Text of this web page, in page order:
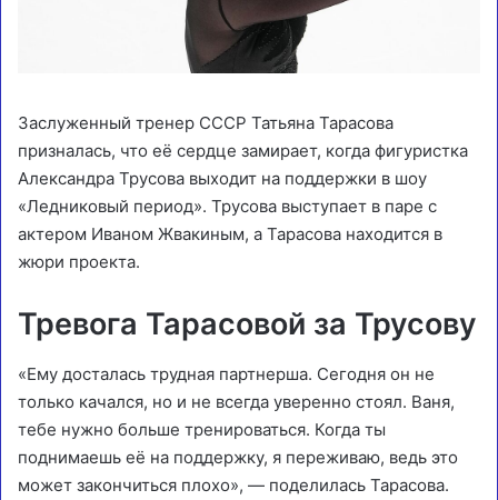
Заслуженный тренер СССР Татьяна Тарасова
призналась, что её сердце замирает, когда фигуристка
Александра Трусова выходит на поддержки в шоу
«Ледниковый период». Трусова выступает в паре с
актером Иваном Жвакиным, а Тарасова находится в
жюри проекта.
Тревога Тарасовой за Трусову
«Ему досталась трудная партнерша. Сегодня он не
только качался, но и не всегда уверенно стоял. Ваня,
тебе нужно больше тренироваться. Когда ты
поднимаешь её на поддержку, я переживаю, ведь это
может закончиться плохо», — поделилась Тарасова.